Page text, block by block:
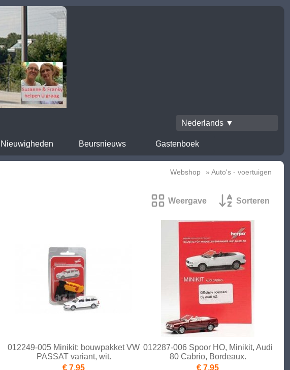
Nederlands ▼
Nieuwigheden Beursnieuws Gastenboek
Webshop » Auto's - voertuigen
Weergave Sorteren
012249-005 Minikit: bouwpakket VW
PASSAT variant, wit.
€ 7,95
012287-006 Spoor HO, Minikit, Audi
80 Cabrio, Bordeaux.
€ 7,95